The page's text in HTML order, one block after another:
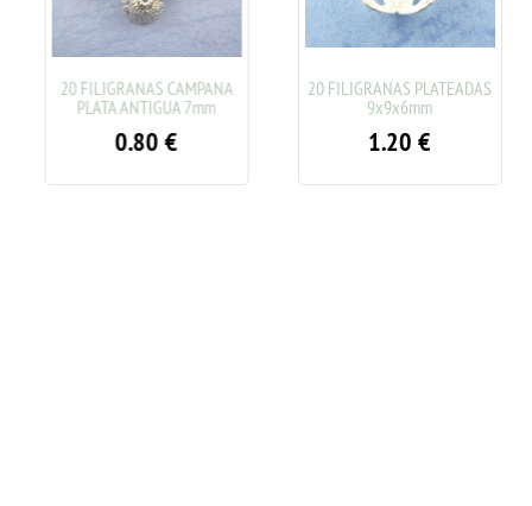
20 FILIGRANAS CAMPANA
PLATA ANTIGUA 7mm
0.80€
20 FILIGRANAS PLATEADAS
9x9x6mm
1.20€